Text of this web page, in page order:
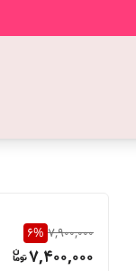
7,900,000
6%
7,400,000